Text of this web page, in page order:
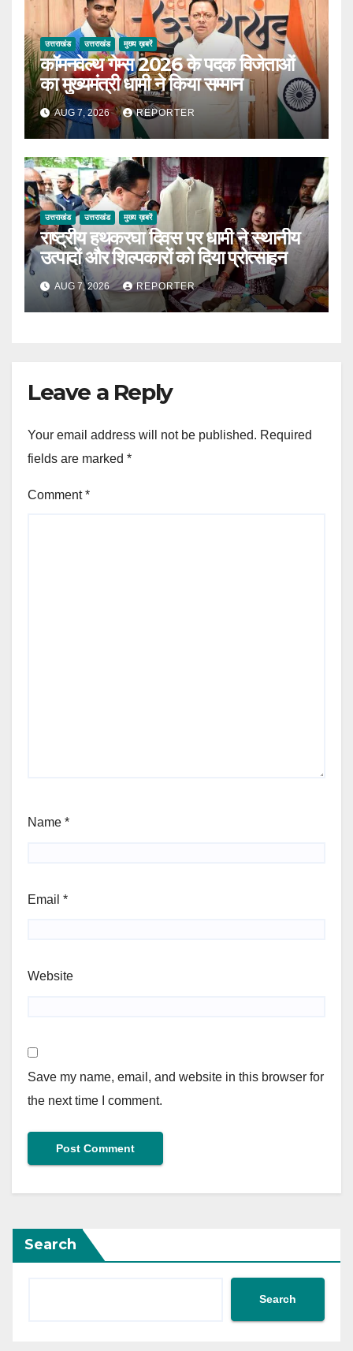
उत्तराखंड उत्तराखंड मुख्य ख़बरें
कॉमनवेल्थ गेम्स 2026 के पदक विजेताओं
का मुख्यमंत्री धामी ने किया सम्मान
AUG 7, 2026 REPORTER
उत्तराखंड उत्तराखंड मुख्य ख़बरें
राष्ट्रीय हथकरघा दिवस पर धामी ने स्थानीय
उत्पादों और शिल्पकारों को दिया प्रोत्साहन
AUG 7, 2026 REPORTER
Leave a Reply
Your email address will not be published. Required
fields are marked *
Comment*
Name *
Email *
Website
Save my name, email, and website in this browser for
the next time I comment.
Search
Search